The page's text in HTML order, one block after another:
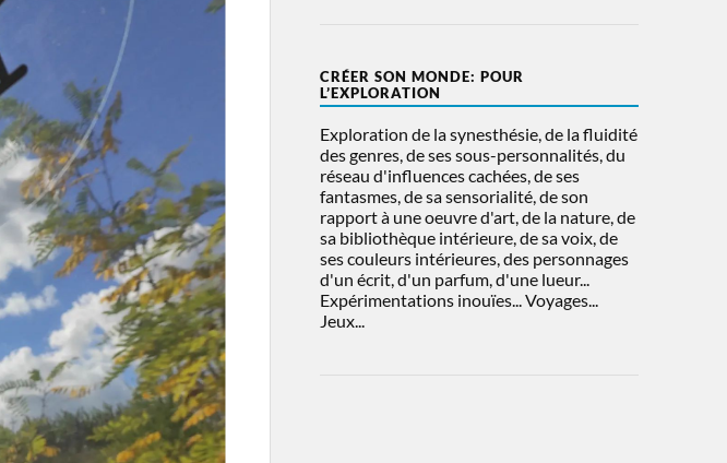
CRÉER SON MONDE: POUR
L’EXPLORATION
Exploration de la synesthésie, de la fluidité
des genres, de ses sous-personnalités, du
réseau d'influences cachées, de ses
fantasmes, de sa sensorialité, de son
rapport à une oeuvre d'art, de la nature, de
sa bibliothèque intérieure, de sa voix, de
ses couleurs intérieures, des personnages
d'un écrit, d'un parfum, d'une lueur...
Expérimentations inouïes... Voyages...
Jeux...